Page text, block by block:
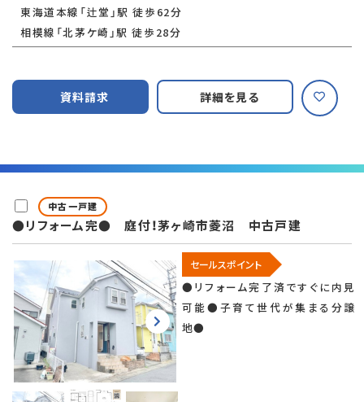
東海道本線「辻堂」駅 徒歩62分
相模線「北茅ケ崎」駅 徒歩28分
資料請求 詳細を見る
中古一戸建
●リフォーム完● 庭付！茅ヶ崎市菱沼 中古戸建
セールスポイント
●リフォーム完了済ですぐに内見
可能●子育て世代が集まる分譲
地●